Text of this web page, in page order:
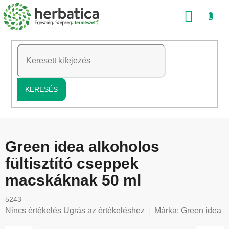
Ugrás
a
tartalomhoz
KERESÉS
Green idea alkoholos
fültisztító cseppek
macskáknak 50 ml
5243
A
Nincs értékelés Ugrás az értékeléshez Márka: Green idea